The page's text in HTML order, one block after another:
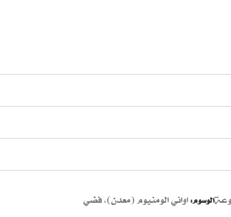
الوسوم:اواني الومنيوم (معدن),فضي